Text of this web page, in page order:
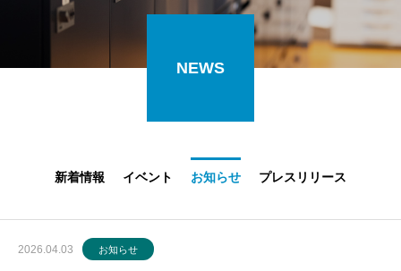
NEWS
新着情報 イベント お知らせ プレスリリース
2026.04.03 お知らせ